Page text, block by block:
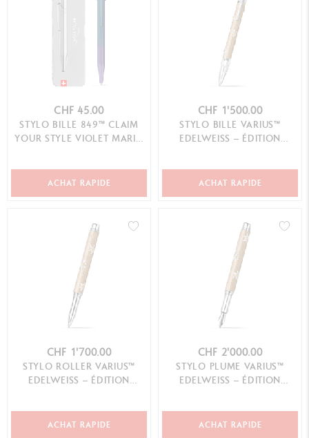
CHF 45.00
STYLO BILLE 849™ CLAIM
YOUR STYLE VIOLET MARIN
ACHAT RAPIDE
CHF 1'500.00
STYLO BILLE VARIUS™
EDELWEISS – ÉDITION
ACHAT RAPIDE
CHF 1'700.00
STYLO ROLLER VARIUS™
EDELWEISS – ÉDITION
ACHAT RAPIDE
CHF 2'000.00
STYLO PLUME VARIUS™
EDELWEISS – ÉDITION
ACHAT RAPIDE